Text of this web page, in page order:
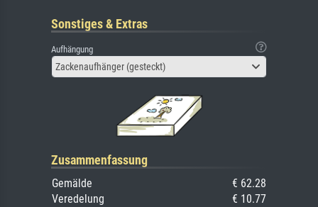
Sonstiges & Extras
Aufhängung
Zackenaufhänger (gesteckt)
Zusammenfassung
Gemälde
€ 62.28
Veredelung
€ 10.77